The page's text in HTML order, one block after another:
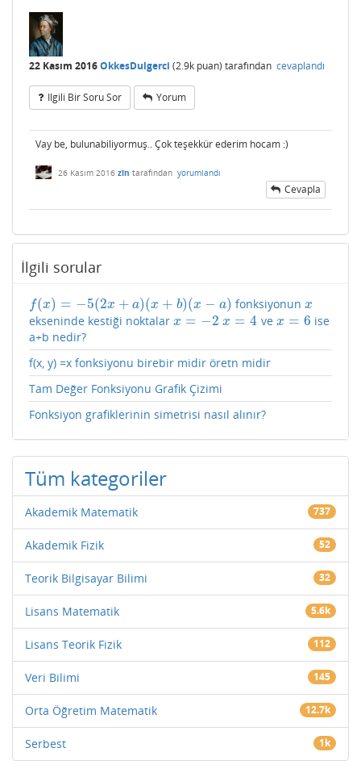
22 Kasım 2016OkkesDulgerci (2.9k puan) tarafından cevaplandı
Ilgili Bir Soru Sor Yorum
Vay be, bulunabiliyormuş.. Çok teşekkür ederim hocam :)
26 Kasım 2016 zîn tarafından yorumlandı
Cevapla
İlgili sorular
f(x) = −5(2x + a)(x + b)(x − a)
f(x)=− 5(2 x+a)(x+b )(x −a) fonksiyonunx
x
ekseninde kestiği noktalar x = −2
x= −2 x = 4
x= 4 ve x = 6
x= 6
ise
a+b nedir?
f(x, y) =x fonksiyonu birebir midir öretn midir
Tam Değer Fonksiyonu Grafik Çizimi
Fonksiyon grafiklerinin simetrisi nasıl alınır?
Tüm kategoriler
Akademik Matematik 737
Akademik Fizik 52
Teorik Bilgisayar Bilimi 32
Lisans Matematik 5.6k
Lisans Teorik Fizik 112
Veri Bilimi 145
Orta Öğretim Matematik 12.7k
Serbest 1k